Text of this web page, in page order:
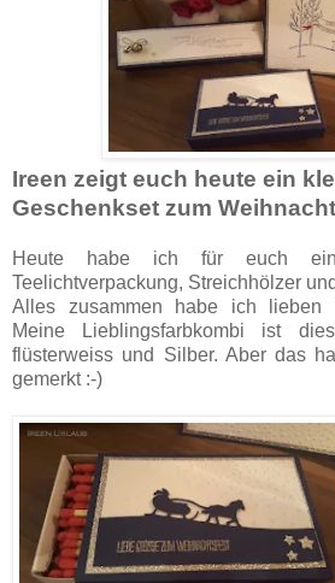
Ireen zeigt euch heute ein
Geschenkset zum
Heute habe ich für euch
Teelichtverpackung, Streichhölzer
Alles zusammen habe ich lieben
Meine Lieblingsfarbkombi ist
flüsterweiss und Silber. Aber das
gemerkt :-)